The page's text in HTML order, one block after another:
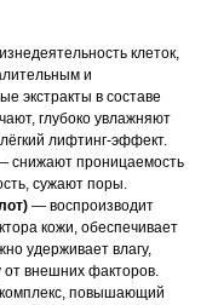
клеток,
и
экстракты в составе
глубоко увлажняют
лифтинг-эффект.
снижают проницаемость
сужают поры.
— воспроизводит
кожи, обеспечивает
удерживает влагу,
от внешних факторов.
повышающий